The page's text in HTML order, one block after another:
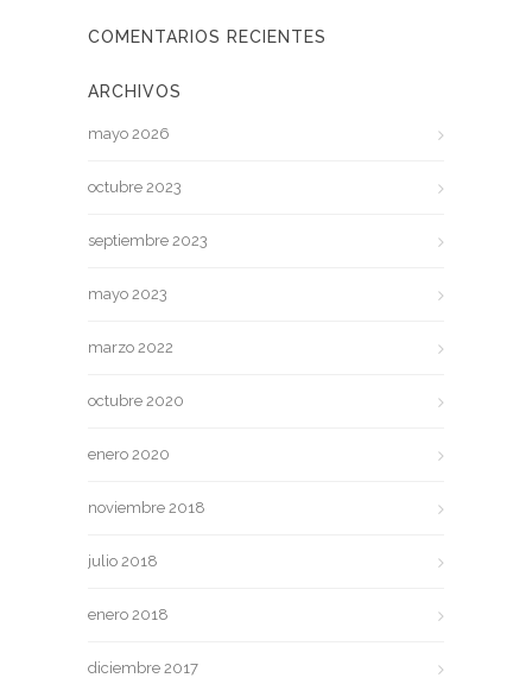
COMENTARIOS RECIENTES
ARCHIVOS
mayo 2026
octubre 2023
septiembre 2023
mayo 2023
marzo 2022
octubre 2020
enero 2020
noviembre 2018
julio 2018
enero 2018
diciembre 2017